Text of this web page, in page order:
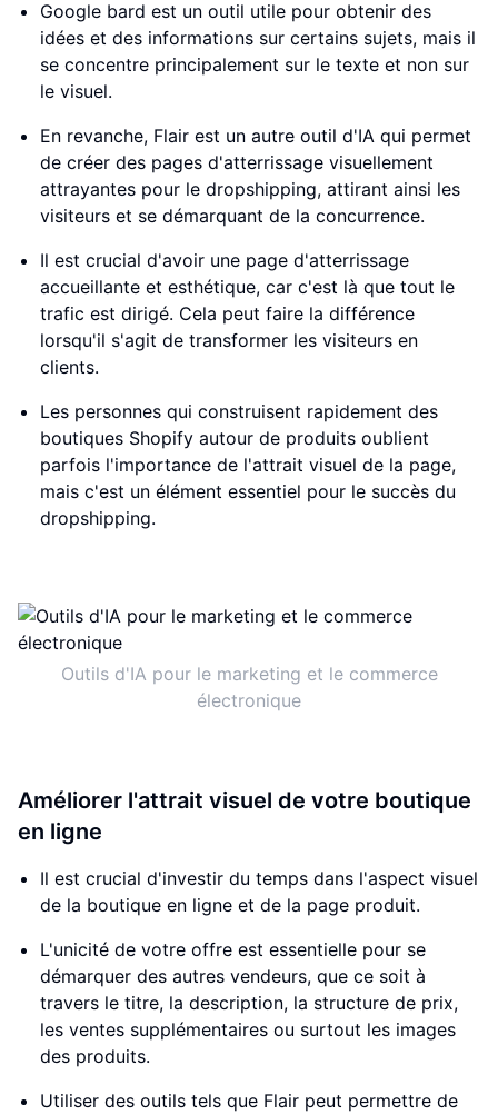
Google bard est un outil utile pour obtenir des
idées et des informations sur certains sujets, mais il
se concentre principalement sur le texte et non sur
le visuel.
En revanche, Flair est un autre outil d'IA qui permet
de créer des pages d'atterrissage visuellement
attrayantes pour le dropshipping, attirant ainsi les
visiteurs et se démarquant de la concurrence.
Il est crucial d'avoir une page d'atterrissage
accueillante et esthétique, car c'est là que tout le
trafic est dirigé. Cela peut faire la différence
lorsqu'il s'agit de transformer les visiteurs en
clients.
Les personnes qui construisent rapidement des
boutiques Shopify autour de produits oublient
parfois l'importance de l'attrait visuel de la page,
mais c'est un élément essentiel pour le succès du
dropshipping.
Outils d'IA pour le marketing et le commerce
électronique
Améliorer l'attrait visuel de votre boutique
en ligne
Il est crucial d'investir du temps dans l'aspect visuel
de la boutique en ligne et de la page produit.
L'unicité de votre offre est essentielle pour se
démarquer des autres vendeurs, que ce soit à
travers le titre, la description, la structure de prix,
les ventes supplémentaires ou surtout les images
des produits.
Utiliser des outils tels que Flair peut permettre de